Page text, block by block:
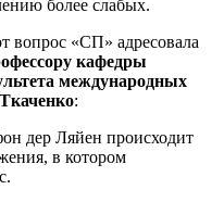
более слабых.
вопрос «СП» адресовала
кафедры
международных
:
дер Ляйен происходит
в котором